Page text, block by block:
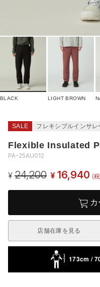
BLACK LIGHT BROWN
SALE フレキシブルインサレ
Flexible Insulated
PA-25AU012
¥ 24,200 ¥ 16,940 (
店舗在庫を見る
173cm /